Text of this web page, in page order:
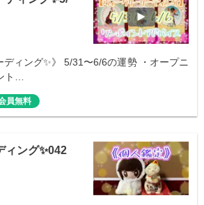
ディング✨》 5/31〜6/6の運勢 ・オープニ
ト…
員無料
ィング✨042